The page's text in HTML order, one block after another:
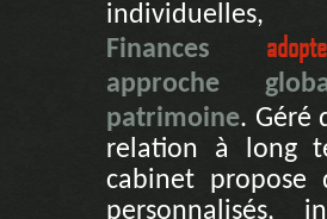
Finances
approche
patrimoine. Géré
relation à long
cabinet propose
personnalisés,